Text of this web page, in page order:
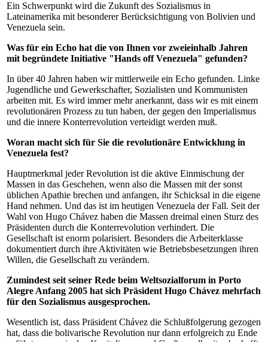
Ein Schwerpunkt wird die Zukunft des Sozialismus in
Lateinamerika mit besonderer Berücksichtigung von Bolivien und
Venezuela sein.
Was für ein Echo hat die von Ihnen vor zweieinhalb Jahren
mit begründete Initiative "Hands off Venezuela" gefunden?
In über 40 Jahren haben wir mittlerweile ein Echo gefunden. Linke
Jugendliche und Gewerkschafter, Sozialisten und Kommunisten
arbeiten mit. Es wird immer mehr anerkannt, dass wir es mit einem
revolutionären Prozess zu tun haben, der gegen den Imperialismus
und die innere Konterrevolution verteidigt werden muß.
Woran macht sich für Sie die revolutionäre Entwicklung in
Venezuela fest?
Hauptmerkmal jeder Revolution ist die aktive Einmischung der
Massen in das Geschehen, wenn also die Massen mit der sonst
üblichen Apathie brechen und anfangen, ihr Schicksal in die eigene
Hand nehmen. Und das ist im heutigen Venezuela der Fall. Seit der
Wahl von Hugo Chávez haben die Massen dreimal einen Sturz des
Präsidenten durch die Konterrevolution verhindert. Die
Gesellschaft ist enorm polarisiert. Besonders die Arbeiterklasse
dokumentiert durch ihre Aktivitäten wie Betriebsbesetzungen ihren
Willen, die Gesellschaft zu verändern.
Zumindest seit seiner Rede beim Weltsozialforum in Porto
Alegre Anfang 2005 hat sich Präsident Hugo Chávez mehrfach
für den Sozialismus ausgesprochen.
Wesentlich ist, dass Präsident Chávez die Schlußfolgerung gezogen
hat, dass die bolivarische Revolution nur dann erfolgreich zu Ende